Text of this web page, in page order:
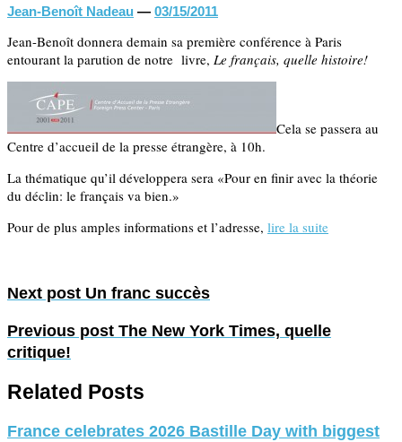
Jean-Benoît Nadeau — 03/15/2011
Jean-Benoît donnera demain sa première conférence à Paris
entourant la parution de notre livre, Le français, quelle histoire!
Cela se passera au
Centre d’accueil de la presse étrangère, à 10h.
La thématique qu’il développera sera «Pour en finir avec la théorie
du déclin: le français va bien.»
Pour de plus amples informations et l’adresse, lire la suite
Next post Un franc succès
Previous post The New York Times, quelle
critique!
Related Posts
France celebrates 2026 Bastille Day with biggest